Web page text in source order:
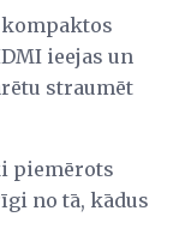
kompaktos
ieejas un
straumēt
piemērots
no tā, kādus